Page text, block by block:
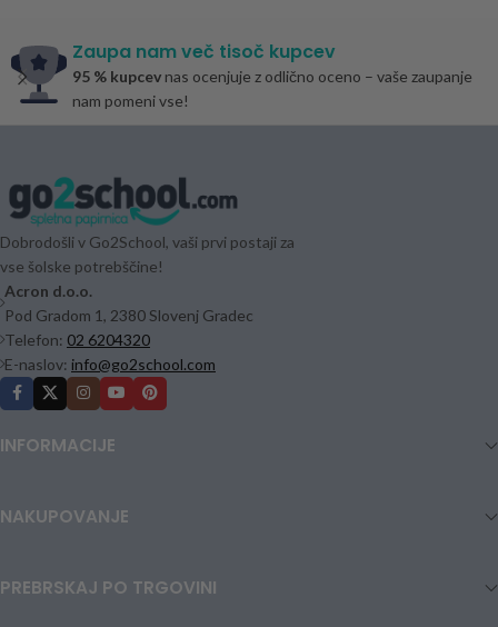
Zaupa nam več tisoč kupcev
95 % kupcev nas ocenjuje z odlično oceno – vaše zaupanje
nam pomeni vse!
Dobrodošli v Go2School, vaši prvi postaji za
vse šolske potrebščine!
Acron d.o.o.
Pod Gradom 1, 2380 Slovenj Gradec
Telefon: 02 6204320
E-naslov: info@go2school.com
INFORMACIJE
NAKUPOVANJE
PREBRSKAJ PO TRGOVINI